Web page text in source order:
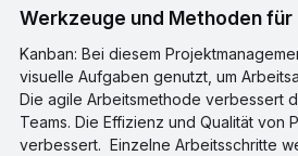
Werkzeuge und Methoden
Kanban: Bei diesem
visuelle Aufgaben genutzt, um
Die agile Arbeitsmethode verbessert
Teams. Die Effizienz und Qualität von
verbessert. Einzelne Arbeitsschritte